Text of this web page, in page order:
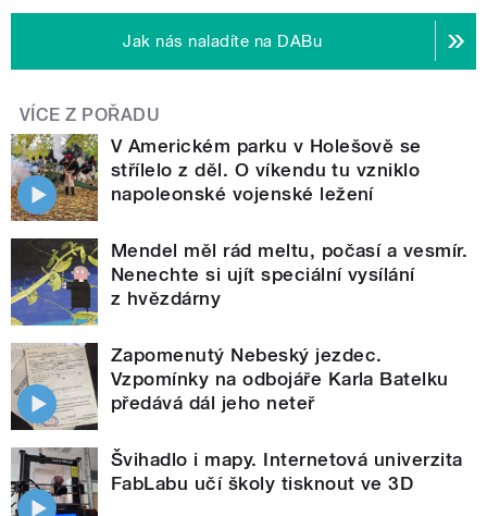
Jak nás naladíte na DABu
VÍCE Z POŘADU
V Americkém parku v Holešově se
střílelo z děl. O víkendu tu vzniklo
napoleonské vojenské ležení
Mendel měl rád meltu, počasí a vesmír.
Nenechte si ujít speciální vysílání
z hvězdárny
Zapomenutý Nebeský jezdec.
Vzpomínky na odbojáře Karla Batelku
předává dál jeho neteř
Švihadlo i mapy. Internetová univerzita
FabLabu učí školy tisknout ve 3D